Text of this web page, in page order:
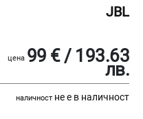
JBL
цена 99 € / 193.63
лв.
наличност не е в наличност